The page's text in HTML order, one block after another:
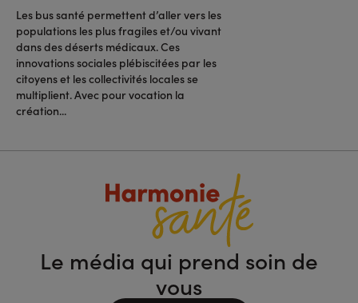
Les bus santé permettent d’aller vers les
populations les plus fragiles et/ou vivant
dans des déserts médicaux. Ces
innovations sociales plébiscitées par les
citoyens et les collectivités locales se
multiplient. Avec pour vocation la
création...
Le média qui prend soin de
vous